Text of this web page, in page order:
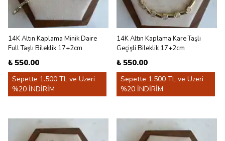
14K Altın Kaplama Minik Daire
Full Taşlı Bileklik 17+2cm
₺ 550.00
Sepette 1.500 TL ve Üzeri
%20 İNDİRİM
14K Altın Kaplama Kare Taşlı
Geçişli Bileklik 17+2cm
₺ 550.00
Sepette 1.500 TL ve Üzeri
%20 İNDİRİM